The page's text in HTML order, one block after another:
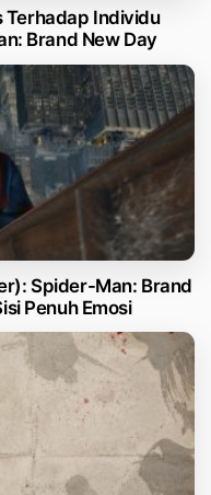
Terhadap Individu
Brand New Day
Spider-Man: Brand
Penuh Emosi